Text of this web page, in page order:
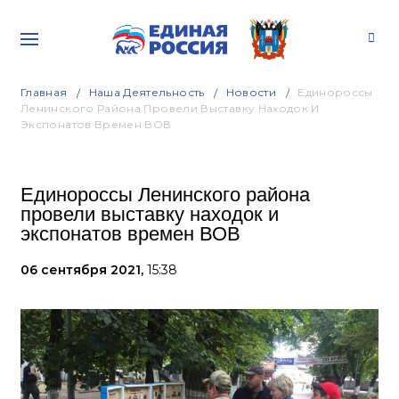
Главная Наша Деятельность Новости
Единороссы
Ленинского Района Провели Выставку Находок И
Экспонатов Времен ВОВ
Единороссы Ленинского района
провели выставку находок и
экспонатов времен ВОВ
06 сентября 2021, 15:38